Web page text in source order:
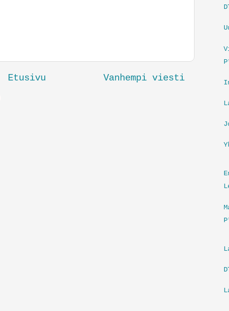
Vanhempi viesti
Etusivu